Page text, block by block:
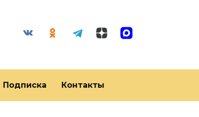
Подписка Контакты